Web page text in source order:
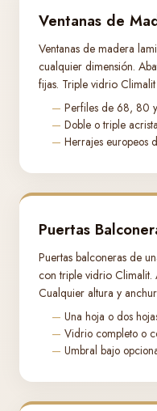
Ventanas de
Ventanas de madera
cualquier dimensión.
fijas. Triple vidrio
Perfiles de 68, 80
Doble o triple
Herrajes europeos
Puertas
Puertas balconeras de
con triple vidrio Climalit.
Cualquier altura y
Una hoja o dos
Vidrio completo o
Umbral bajo